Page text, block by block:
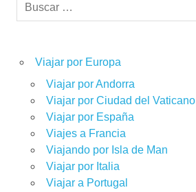
Viajar por Europa
Viajar por Andorra
Viajar por Ciudad del Vaticano
Viajar por España
Viajes a Francia
Viajando por Isla de Man
Viajar por Italia
Viajar a Portugal